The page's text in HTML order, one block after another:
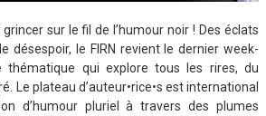
sur le fil de l’humour noir ! Des éclats
désespoir, le FIRN revient le dernier week-
qui explore tous les rires, du
Le plateau d’auteur•rice•s est international
d’humour pluriel à travers des plumes